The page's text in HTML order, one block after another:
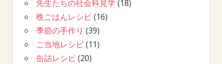
先生たちの社会科見学 (18)
晩ごはんレシピ(16)
季節の手作り (39)
ご当地レシピ(11)
缶詰レシピ(20)